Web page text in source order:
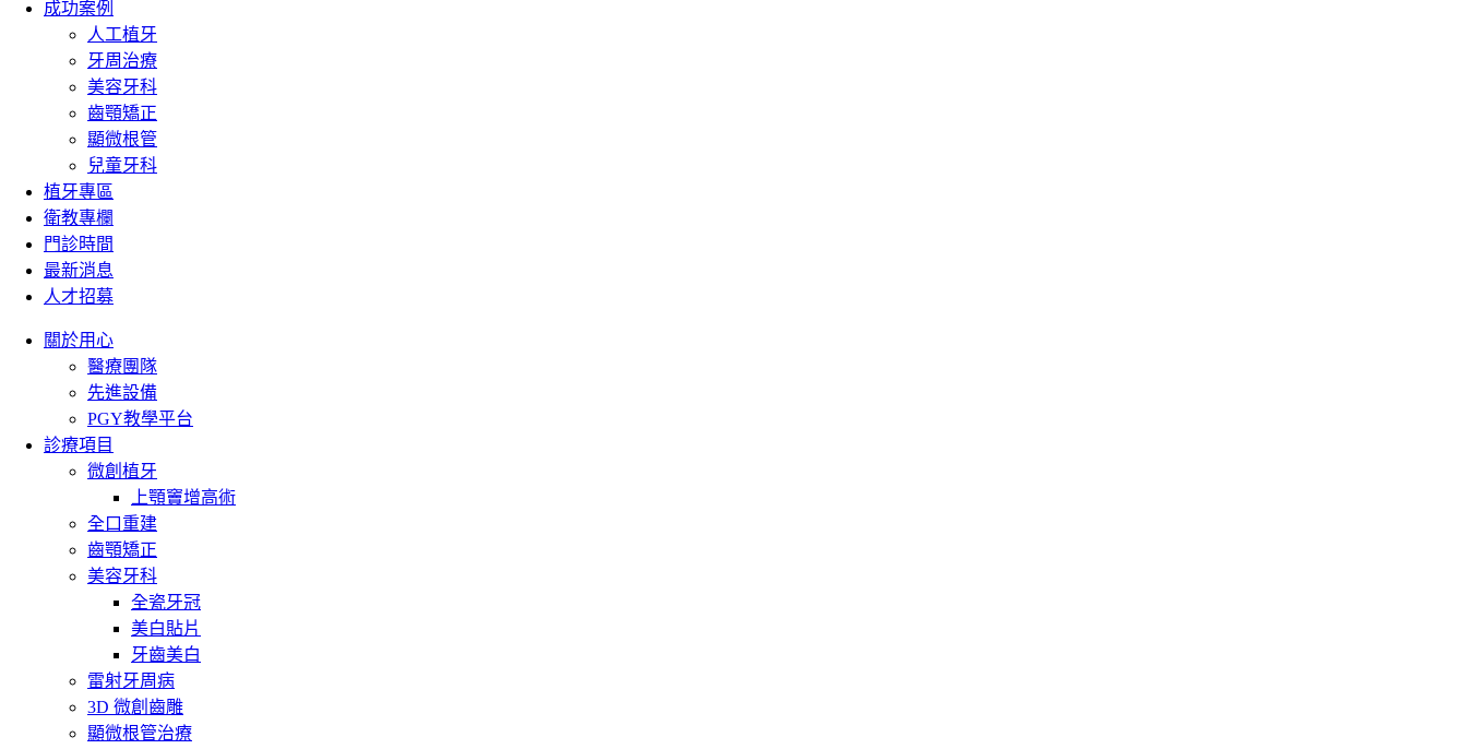
成功案例
人工植牙
牙周治療
美容牙科
齒顎矯正
顯微根管
兒童牙科
植牙專區
衛教專欄
門診時間
最新消息
人才招募
關於用心
醫療團隊
先進設備
PGY教學平台
診療項目
微創植牙
上顎竇增高術
全口重建
齒顎矯正
美容牙科
全瓷牙冠
美白貼片
牙齒美白
雷射牙周病
3D 微創齒雕
顯微根管治療